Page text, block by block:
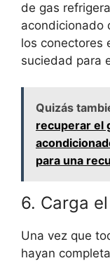
de gas
acondicionado
los conectores
suciedad para
Quizás
recuperar el
para una
6. Carga
Una vez que
hayan